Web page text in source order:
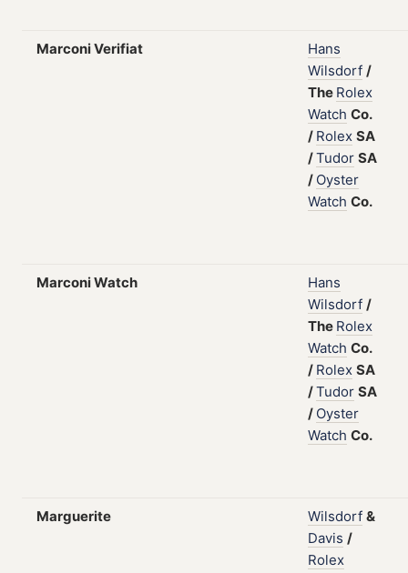
Marconi Verifiat
Hans
Wilsdorf /
The Rolex
Watch Co.
/ Rolex SA
/Tudor SA
/ Oyster
Watch Co.
Marconi Watch
Hans
Wilsdorf /
The Rolex
Watch Co.
/ Rolex SA
/Tudor SA
/ Oyster
Watch Co.
Marguerite Wilsdorf &
Davis /
Rolex